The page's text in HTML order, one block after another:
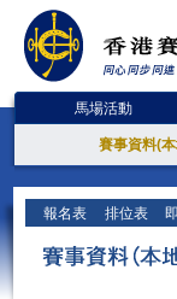
馬場活動
賽事資料(
報名表 排位表